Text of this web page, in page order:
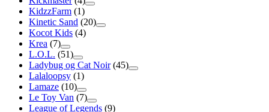
KidzzFarm (1)
Kinetic Sand (20)
Kocot Kids (4)
Krea (7)
L.O.L. (51)
Ladybug og Cat Noir (45)
Lalaloopsy (1)
Lamaze (10)
Le Toy Van (7)
League of Legends (9)